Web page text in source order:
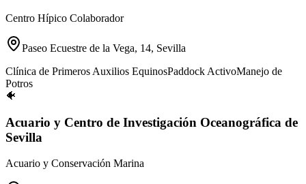
Centro Hípico Colaborador
Paseo Ecuestre de la Vega, 14, Sevilla
Clínica de Primeros Auxilios EquinosPaddock ActivoManejo de
Potros
🐠
Acuario y Centro de Investigación Oceanográfica de
Sevilla
Acuario y Conservación Marina